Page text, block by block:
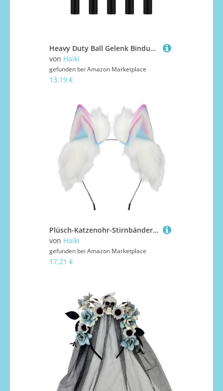
Heavy Duty Ball Gelenk Bindungsstabkopf Mit 360 Grad Rotation Für Fernsteuerspielzeug Leichtes Aluminiumverknüpfung
von Haiki
gefunden bei Amazon Marketplace
13,19 €
Plüsch-Katzenohr-Stirnbänder mit Anime-Thema, mit modernen Farbverläufen, verstellbar, für Kostüme, Halloween, Alltag, Mode, Halloween, Anime-Haarbänder
von Haiki
gefunden bei Amazon Marketplace
17,21 €